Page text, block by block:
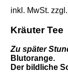
inkl. MwSt. zzgl.
Kräuter Tee
Zu später
Blutorange.
Der bildliche